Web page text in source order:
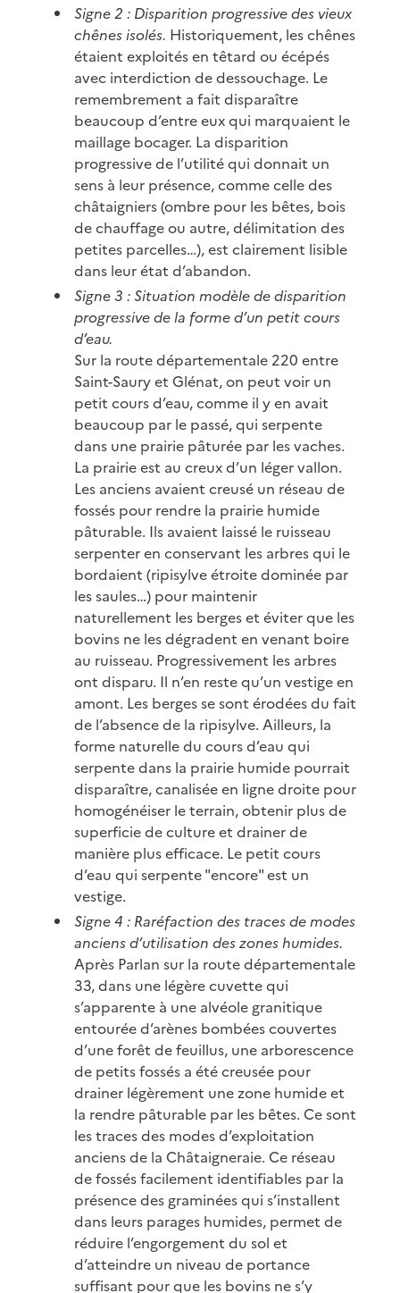
Signe 2 : Disparition progressive des vieux
chênes isolés. Historiquement, les chênes
étaient exploités en têtard ou écépés
avec interdiction de dessouchage. Le
remembrement a fait disparaître
beaucoup d’entre eux qui marquaient le
maillage bocager. La disparition
progressive de l’utilité qui donnait un
sens à leur présence, comme celle des
châtaigniers (ombre pour les bêtes, bois
de chauffage ou autre, délimitation des
petites parcelles…), est clairement lisible
dans leur état d’abandon.
Signe 3 : Situation modèle de disparition
progressive de la forme d’un petit cours
d’eau.
Sur la route départementale 220 entre
Saint-Saury et Glénat, on peut voir un
petit cours d’eau, comme il y en avait
beaucoup par le passé, qui serpente
dans une prairie pâturée par les vaches.
La prairie est au creux d’un léger vallon.
Les anciens avaient creusé un réseau de
fossés pour rendre la prairie humide
pâturable. Ils avaient laissé le ruisseau
serpenter en conservant les arbres qui le
bordaient (ripisylve étroite dominée par
les saules…) pour maintenir
naturellement les berges et éviter que les
bovins ne les dégradent en venant boire
au ruisseau. Progressivement les arbres
ont disparu. Il n’en reste qu’un vestige en
amont. Les berges se sont érodées du fait
de l’absence de la ripisylve. Ailleurs, la
forme naturelle du cours d’eau qui
serpente dans la prairie humide pourrait
disparaître, canalisée en ligne droite pour
homogénéiser le terrain, obtenir plus de
superficie de culture et drainer de
manière plus efficace. Le petit cours
d’eau qui serpente "encore" est un
vestige.
Signe 4 : Raréfaction des traces de modes
anciens d’utilisation des zones humides.
Après Parlan sur la route départementale
33, dans une légère cuvette qui
s’apparente à une alvéole granitique
entourée d’arènes bombées couvertes
d’une forêt de feuillus, une arborescence
de petits fossés a été creusée pour
drainer légèrement une zone humide et
la rendre pâturable par les bêtes. Ce sont
les traces des modes d’exploitation
anciens de la Châtaigneraie. Ce réseau
de fossés facilement identifiables par la
présence des graminées qui s’installent
dans leurs parages humides, permet de
réduire l’engorgement du sol et
d’atteindre un niveau de portance
suffisant pour que les bovins ne s’y